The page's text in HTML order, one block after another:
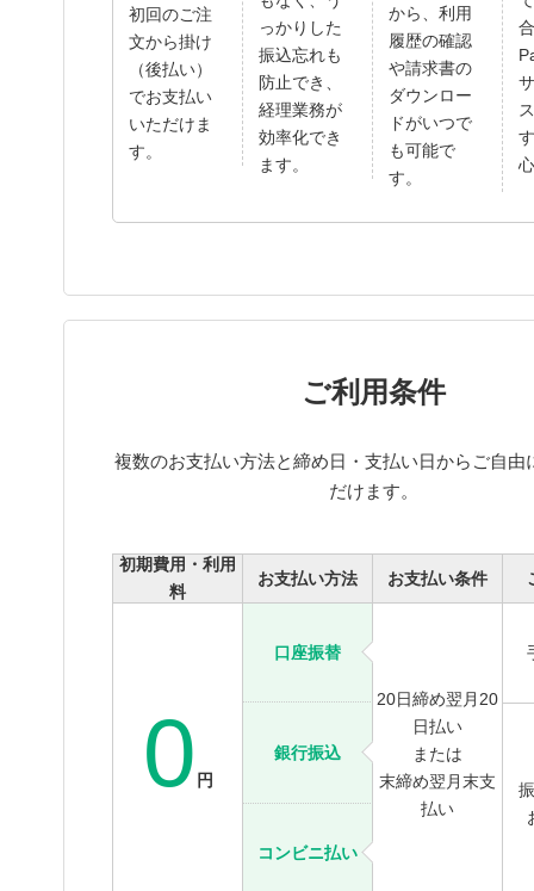
初回のご注
文から掛け
（後払い）
でお支払い
いただけま
す。
っかりした
振込忘れも
防止でき、
経理業務が
効率化でき
ます。
から、利用
履歴の確認
や請求書の
ダウンロー
ドがいつで
も可能で
す。
ご利用条件
複数のお支払い方法と締め日・支払い日からご自由
だけます。
初期費用・利用
料
お支払い方法 お支払い条件
0 円
口座振替
銀行振込
コンビニ払い
20日締め翌月20
日払い
または
末締め翌月末支
払い